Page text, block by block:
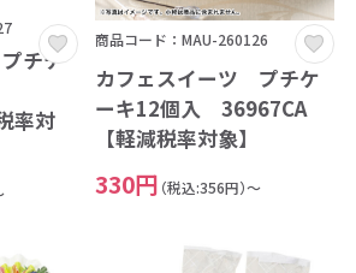
チチ
率対
商品コード：MAU-260126
カフェスイーツ プチケ
ーキ12個入 36967CA
【軽減税率対象】
330円 （税込:356円）～